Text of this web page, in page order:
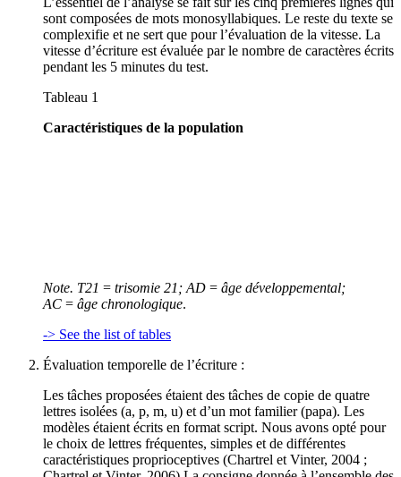
sont composées de mots monosyllabiques. Le reste du texte se
complexifie et ne sert que pour l’évaluation de la vitesse. La
vitesse d’écriture est évaluée par le nombre de caractères écrits
pendant les 5 minutes du test.
Tableau 1
Caractéristiques de la population
Note. T21 = trisomie 21; AD = âge développemental;
AC = âge chronologique.
-> See the list of tables
Évaluation temporelle de l’écriture :
Les tâches proposées étaient des tâches de copie de quatre
lettres isolées (a, p, m, u) et d’un mot familier (papa). Les
modèles étaient écrits en format script. Nous avons opté pour
le choix de lettres fréquentes, simples et de différentes
caractéristiques proprioceptives (Chartrel et Vinter, 2004 ;